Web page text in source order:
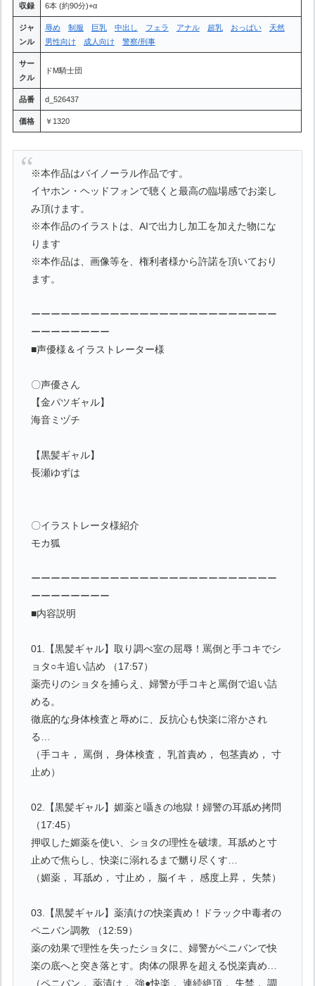
収録 6本 (約90分)+α
ジャ
ンル
辱め 制服 巨乳 中出し フェラ アナル 超乳 おっぱい
天然
男性向け
成人向け 警察/刑事
サー
クル
ドM騎士団
品番 d_526437
価格 ￥1320
※本作品はバイノーラル作品です。
イヤホン・ヘッドフォンで聴くと最高の臨場感でお楽し
み頂けます。
※本作品のイラストは、AIで出力し加工を加えた物にな
ります
※本作品は、画像等を、権利者様から許諾を頂いており
ます。
ーーーーーーーーーーーーーーーーーーーーーーーーー
ーーーーーーーー
■声優様＆イラストレーター様
〇声優さん
【金パツギャル】
海音ミヅチ
【黒髪ギャル】
長瀬ゆずは
〇イラストレータ様紹介
モカ狐
ーーーーーーーーーーーーーーーーーーーーーーーーー
ーーーーーーーー
■内容説明
01.【黒髪ギャル】取り調べ室の屈辱！罵倒と手コキでシ
ョタ○キ追い詰め （17:57）
薬売りのショタを捕らえ、婦警が手コキと罵倒で追い詰
める。
徹底的な身体検査と辱めに、反抗心も快楽に溶かされ
る…
（手コキ， 罵倒， 身体検査， 乳首責め， 包茎責め， 寸
止め）
02.【黒髪ギャル】媚薬と囁きの地獄！婦警の耳舐め拷問
（17:45）
押収した媚薬を使い、ショタの理性を破壊。耳舐めと寸
止めで焦らし、快楽に溺れるまで嬲り尽くす…
（媚薬， 耳舐め， 寸止め， 脳イキ， 感度上昇， 失禁）
03.【黒髪ギャル】薬漬けの快楽責め！ドラック中毒者の
ペニバン調教 （12:59）
薬の効果で理性を失ったショタに、婦警がペニバンで快
楽の底へと突き落とす。肉体の限界を超える悦楽責め…
（ペニバン， 薬漬け， 強●快楽， 連続絶頂， 失禁， 調